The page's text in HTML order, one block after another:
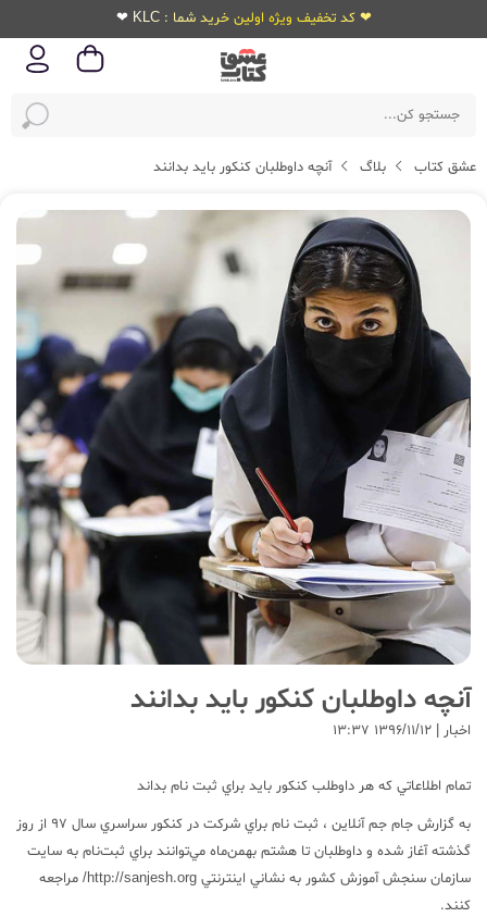
❤ کد تخفیف ویژه اولین خرید شما : KLC ❤
عشق کتاب بلاگ آنچه داوطلبان کنکور باید بدانند
آنچه داوطلبان کنکور باید بدانند
اخبار | ۱۳۹۶/۱۱/۱۲ ۱۳:۳۷
تمام اطلاعاتي که هر داوطلب کنکور بايد براي ثبت نام بداند
به گزارش جام جم آنلاين ، ثبت نام براي شرکت در کنکور سراسري سال 97 از روز
گذشته آغاز شده و داوطلبان تا هشتم بهمن‌ماه مي‌توانند براي ثبت‌نام به سايت
سازمان سنجش آموزش کشور به نشاني اينترنتي http://sanjesh.org/ مراجعه
کنند.